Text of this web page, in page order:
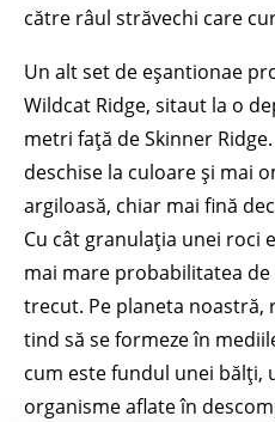
către râul străvechi care
Un alt set de eșantionae
Wildcat Ridge, sitaut la o
metri față de Skinner
deschise la culoare și mai
argiloasă, chiar mai fină
Cu cât granulația unei roci
mai mare probabilitatea de
trecut. Pe planeta noastră,
tind să se formeze în
cum este fundul unei bălți,
organisme aflate în